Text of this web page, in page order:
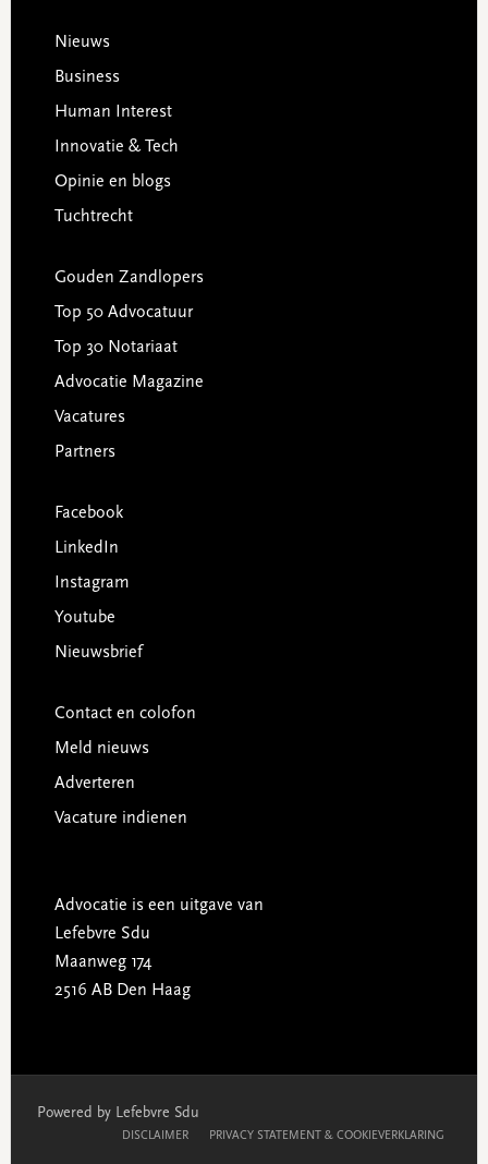
Footer
Nieuws
Business
Human Interest
Innovatie & Tech
Opinie en blogs
Tuchtrecht
Gouden Zandlopers
Top 50 Advocatuur
Top 30 Notariaat
Advocatie Magazine
Vacatures
Partners
Facebook
LinkedIn
Instagram
Youtube
Nieuwsbrief
Contact en colofon
Meld nieuws
Adverteren
Vacature indienen
Advocatie is een uitgave van
Lefebvre Sdu
Maanweg 174
2516 AB Den Haag
Powered by Lefebvre Sdu
DISCLAIMER PRIVACY STATEMENT & COOKIEVERKLARING